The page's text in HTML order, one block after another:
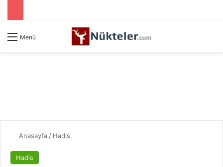
Menü
Anasayfa / Hadis
Hadis